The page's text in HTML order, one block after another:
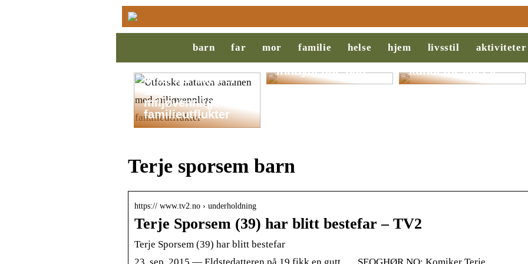
barn far mor familie helse hjem livsstil aktiviteter
Utforske naturen
miljøvennlige
familieutflukter
Slik legger du til
rette for et
innbydende bad
Behovsanalyse:
Nøkkelen til
kundeforståelse
Terje sporsem barn
https:// www.tv2.no › underholdning
Terje Sporsem (39) har blitt bestefar – TV2
Terje Sporsem (39) har blitt bestefar
23. sep. 2015 — Eldstedatteren på 19 fikk en gutt. … SEOGHØR.NO: Komiker Terje